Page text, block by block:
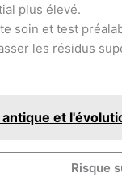
plus élevé.
soin et test
les résidus
et
Risque